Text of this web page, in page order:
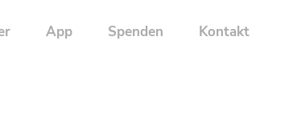
App Spenden Kontakt